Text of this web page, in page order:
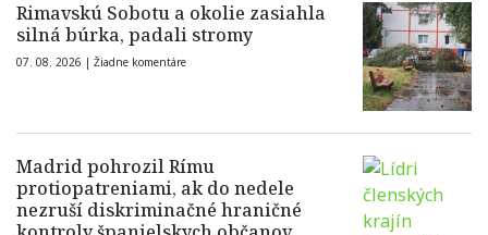
Rimavskú Sobotu a okolie zasiahla
silná búrka, padali stromy
07. 08. 2026 | Žiadne komentáre
Madrid pohrozil Rímu
protiopatreniami, ak do nedele
nezruší diskriminačné hraničné